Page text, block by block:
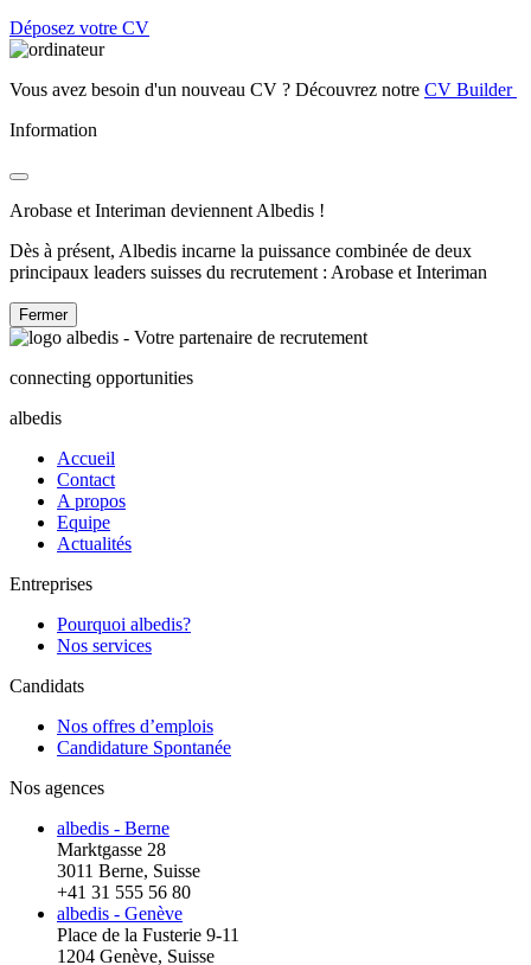
Déposez votre CV
Vous avez besoin d'un nouveau CV ? Découvrez notre CV Builder
Information
Arobase et Interiman deviennent Albedis !
Dès à présent, Albedis incarne la puissance combinée de deux
principaux leaders suisses du recrutement : Arobase et Interiman
Fermer
connecting opportunities
albedis
Accueil
Contact
A propos
Equipe
Actualités
Entreprises
Pourquoi albedis?
Nos services
Candidats
Nos offres d’emplois
Candidature Spontanée
Nos agences
albedis - Berne
Marktgasse 28
3011 Berne, Suisse
+41 31 555 56 80
albedis - Genève
Place de la Fusterie 9-11
1204 Genève, Suisse